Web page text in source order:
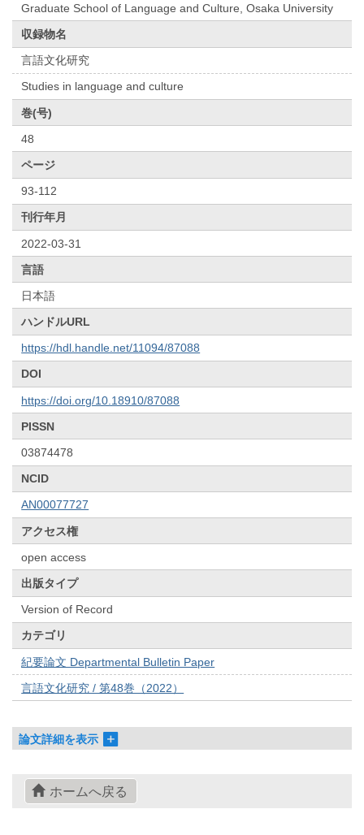
Graduate School of Language and Culture, Osaka University
収録物名
言語文化研究
Studies in language and culture
巻(号)
48
ページ
93-112
刊行年月
2022-03-31
言語
日本語
ハンドルURL
https://hdl.handle.net/11094/87088
DOI
https://doi.org/10.18910/87088
PISSN
03874478
NCID
AN00077727
アクセス権
open access
出版タイプ
Version of Record
カテゴリ
紀要論文 Departmental Bulletin Paper
言語文化研究 / 第48巻（2022）
論文詳細を表示
ホームへ戻る